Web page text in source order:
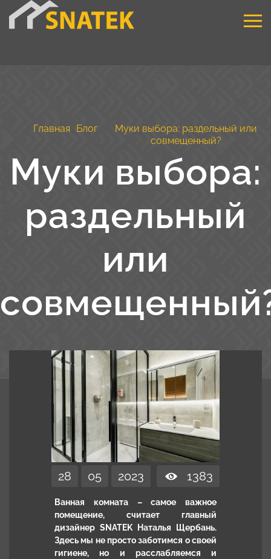
Главная Блог
Муки выбора: раздельный или
совмещенный?
Муки выбора:
раздельный
или
28 05 2023 1383
Ванная комната – самое важное
помещение, считает главный
дизайнер SNATEK Наталья Щербань.
Здесь мы не просто заботимся о своей
гигиене, но и расслабляемся и